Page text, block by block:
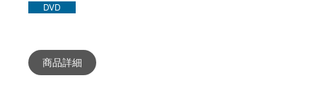
DVD
商品詳細